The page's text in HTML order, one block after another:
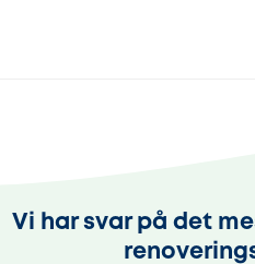
Vi har svar på det